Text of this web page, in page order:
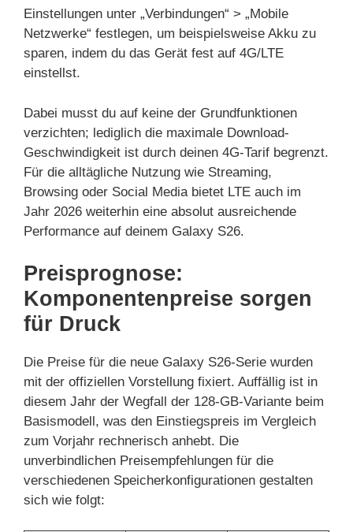
Einstellungen unter „Verbindungen“ > „Mobile
Netzwerke“ festlegen, um beispielsweise Akku zu
sparen, indem du das Gerät fest auf 4G/LTE
einstellst.
Dabei musst du auf keine der Grundfunktionen
verzichten; lediglich die maximale Download-
Geschwindigkeit ist durch deinen 4G-Tarif begrenzt.
Für die alltägliche Nutzung wie Streaming,
Browsing oder Social Media bietet LTE auch im
Jahr 2026 weiterhin eine absolut ausreichende
Performance auf deinem Galaxy S26.
Preisprognose:
Komponentenpreise sorgen
für Druck
Die Preise für die neue Galaxy S26-Serie wurden
mit der offiziellen Vorstellung fixiert. Auffällig ist in
diesem Jahr der Wegfall der 128-GB-Variante beim
Basismodell, was den Einstiegspreis im Vergleich
zum Vorjahr rechnerisch anhebt. Die
unverbindlichen Preisempfehlungen für die
verschiedenen Speicherkonfigurationen gestalten
sich wie folgt: